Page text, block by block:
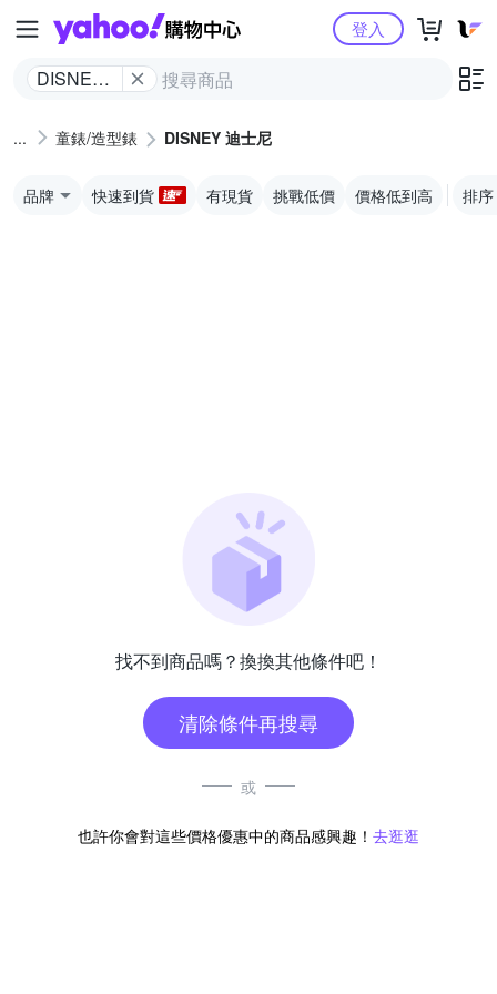
Yahoo購物中心
DISNEY
登入
童錶/造型錶 DISNEY 迪士尼
品牌 快速到貨 有現貨 挑戰低價 價格低到高 排序
找不到商品嗎？換換其他條件吧！
清除條件再搜尋
或
也許你會對這些價格優惠中的商品感興趣！ 去逛逛